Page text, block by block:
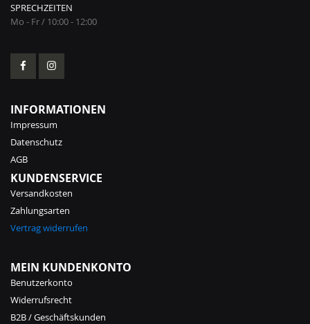
SPRECHZEITEN
Mo - Fr / 10:00 - 12:00
INFORMATIONEN
Impressum
Datenschutz
AGB
KUNDENSERVICE
Versandkosten
Zahlungsarten
Vertrag widerrufen
MEIN KUNDENKONTO
Benutzerkonto
Widerrufsrecht
B2B / Geschäftskunden